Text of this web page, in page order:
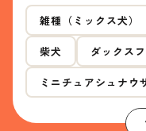
雑種（ミックス犬）
柴犬 ダックス
ミニチュアシュナウ